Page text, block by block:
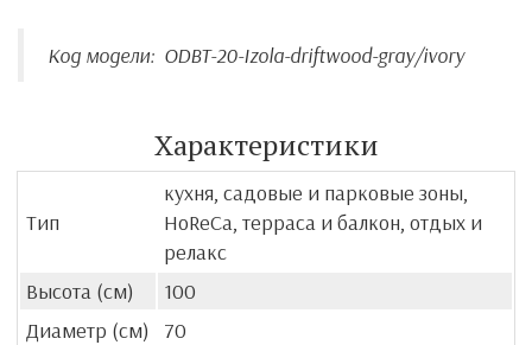
Код модели: ODBT-20-Izola-driftwood-gray/ivory
Характеристики
Тип
кухня, садовые и парковые зоны,
HoReCa, терраса и балкон, отдых и
релакс
Высота (см)
100
Диаметр (см)
70